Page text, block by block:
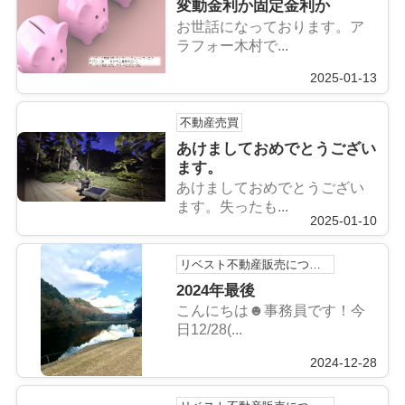
変動金利か固定金利か
お世話になっております。ア
ラフォー木村で...
2025-01-13
不動産売買
あけましておめでとうござい
ます。
あけましておめでとうござい
ます。失ったも...
2025-01-10
2024年最後
こんにちは☻事務員です！今
日12/28(...
2024-12-28